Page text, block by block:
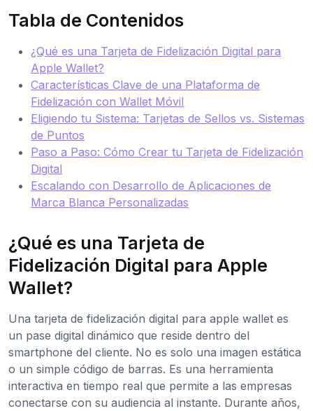
Tabla de Contenidos
¿Qué es una Tarjeta de Fidelización Digital para
Apple Wallet?
Características Clave de una Plataforma de
Fidelización con Wallet Móvil
Eligiendo tu Sistema: Tarjetas de Sellos vs. Sistemas
de Puntos
Paso a Paso: Cómo Crear tu Tarjeta de Fidelización
Digital
Escalando con Desarrollo de Aplicaciones de
Marca Blanca Personalizadas
¿Qué es una Tarjeta de
Fidelización Digital para Apple
Wallet?
Una tarjeta de fidelización digital para apple wallet es
un pase digital dinámico que reside dentro del
smartphone del cliente. No es solo una imagen estática
o un simple código de barras. Es una herramienta
interactiva en tiempo real que permite a las empresas
conectarse con su audiencia al instante. Durante años,